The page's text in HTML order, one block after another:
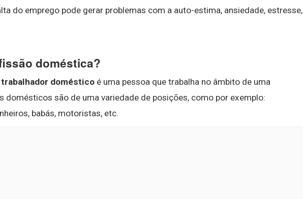
do emprego pode gerar problemas com a auto-estima, ansiedade, estresse,
doméstica?
doméstico é uma pessoa que trabalha no âmbito de uma
domésticos são de uma variedade de posições, como por exemplo:
babás, motoristas, etc.